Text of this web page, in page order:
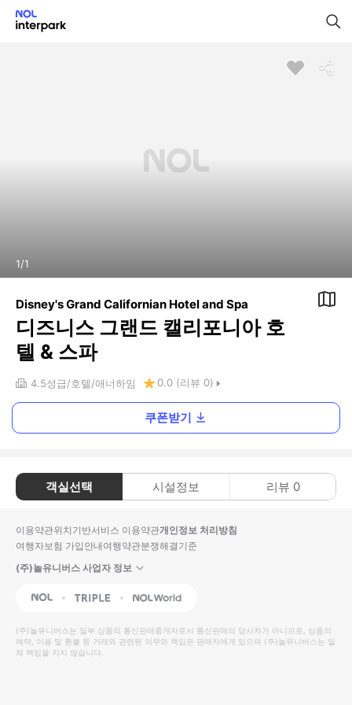
1/1
Disney's Grand Californian Hotel and Spa
디즈니스 그랜드 캘리포니아 호
텔 & 스파
4.5성급 호텔 애너하임 0.0 (리뷰 0)
쿠폰받기
객실선택 시설정보 리뷰 0
이용약관위치기반서비스 이용약관개인정보 처리방침
여행자보험 가입안내여행약관분쟁해결기준
(주)놀유니버스 사업자 정보
NOL Triple Interpark Global
(주)놀유니버스는 일부 상품의 통신판매중개자로서 통신판매의 당사자가 아니므로, 상품의
예약, 이용 및 환불 등 거래와 관련된 의무와 책임은 판매자에게 있으며 (주)놀유니버스는 일
체 책임을 지지 않습니다.